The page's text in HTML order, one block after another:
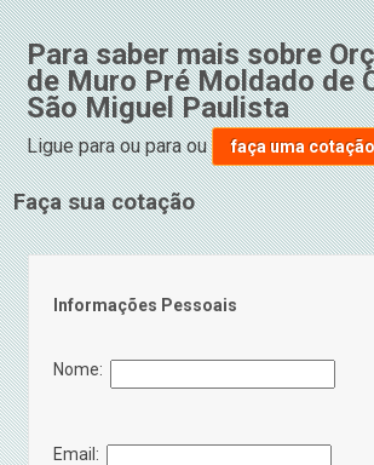
Para saber mais sobre
de Muro Pré Moldado de
São Miguel Paulista
Ligue paraou paraou faça uma cotação
Faça sua cotação
Informações Pessoais
Nome:
Email: